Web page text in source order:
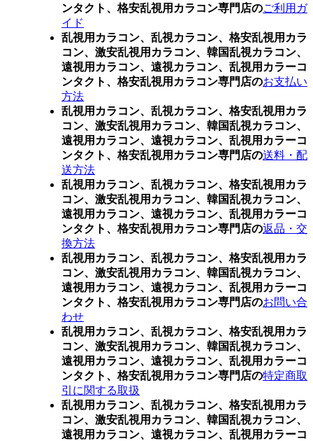
ンタクト、格安乱視用カラコン専門店のご利用ガ
イド
乱視用カラコン、乱視カラコン、格安乱視用カラ
コン、激安乱視用カラコン、韓国乱視カラコン、
遠視用カラコン、遠視カラコン、乱視用カラーコ
ンタクト、格安乱視用カラコン専門店のお支払い
方法
乱視用カラコン、乱視カラコン、格安乱視用カラ
コン、激安乱視用カラコン、韓国乱視カラコン、
遠視用カラコン、遠視カラコン、乱視用カラーコ
ンタクト、格安乱視用カラコン専門店の送料・配
送方法
乱視用カラコン、乱視カラコン、格安乱視用カラ
コン、激安乱視用カラコン、韓国乱視カラコン、
遠視用カラコン、遠視カラコン、乱視用カラーコ
ンタクト、格安乱視用カラコン専門店の返品・交
換方法
乱視用カラコン、乱視カラコン、格安乱視用カラ
コン、激安乱視用カラコン、韓国乱視カラコン、
遠視用カラコン、遠視カラコン、乱視用カラーコ
ンタクト、格安乱視用カラコン専門店のお問い合
わせ
乱視用カラコン、乱視カラコン、格安乱視用カラ
コン、激安乱視用カラコン、韓国乱視カラコン、
遠視用カラコン、遠視カラコン、乱視用カラーコ
ンタクト、格安乱視用カラコン専門店の特定商取
引に関する取扱
乱視用カラコン、乱視カラコン、格安乱視用カラ
コン、激安乱視用カラコン、韓国乱視カラコン、
遠視用カラコン、遠視カラコン、乱視用カラーコ